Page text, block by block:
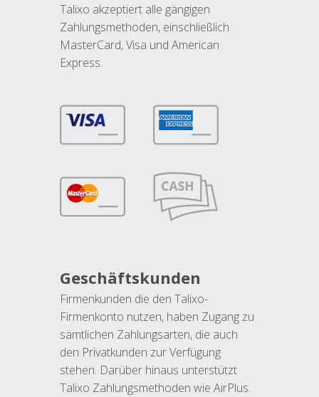
Talixo akzeptiert alle gängigen
Zahlungsmethoden, einschließlich
MasterCard, Visa und American
Express.
Geschäftskunden
Firmenkunden die den Talixo-
Firmenkonto nutzen, haben Zugang zu
sämtlichen Zahlungsarten, die auch
den Privatkunden zur Verfügung
stehen. Darüber hinaus unterstützt
Talixo Zahlungsmethoden wie AirPlus.